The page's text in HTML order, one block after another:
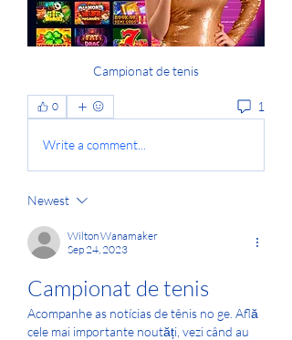
Campionat de tenis
0 1
Write a comment...
Newest
Wilton Wanamaker
Sep 24, 2023
Campionat de tenis
Acompanhe as notícias de tênis no ge. Află
cele mai importante noutăți, vezi când au